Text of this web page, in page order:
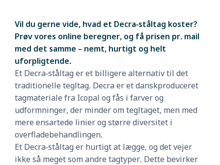
Vil du gerne vide, hvad et Decra-ståltag koster?
Prøv vores online beregner, og få prisen pr. mail
med det samme – nemt, hurtigt og helt
uforpligtende.
Et Decra-ståltag er et billigere alternativ til det
traditionelle tegltag. Decra er et danskproduceret
tagmateriale fra Icopal og fås i farver og
udformninger, der minder om tegltaget, men med
mere ensartede linier og større diversitet i
overfladebehandlingen.
Et Decra-ståltag er hurtigt at lægge, og det vejer
ikke så meget som andre tagtyper. Dette bevirker